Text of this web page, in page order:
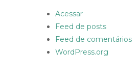
Acessar
Feed de posts
Feed de comentários
WordPress.org